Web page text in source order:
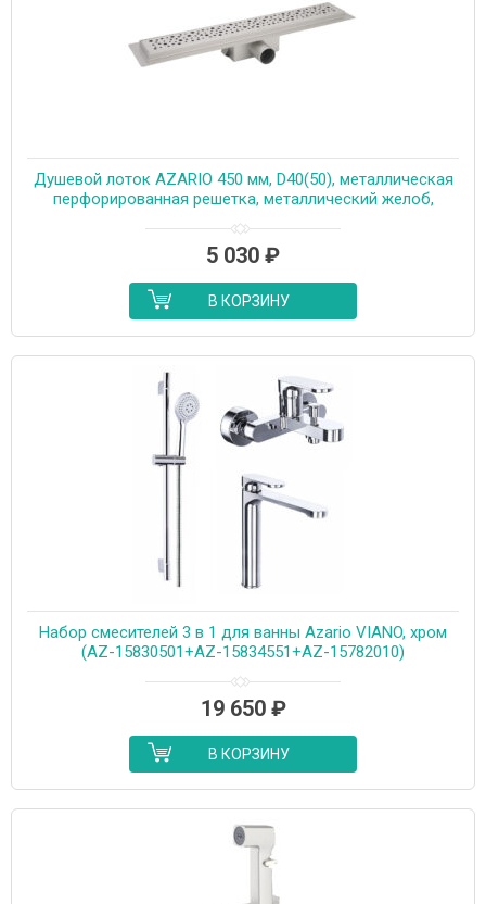
Душевой лоток AZARIO 450 мм, D40(50), металлическая
перфорированная решетка, металлический желоб,
5 030 ₽
В КОРЗИНУ
Набор смесителей 3 в 1 для ванны Azario VIANO, хром
(AZ-15830501+AZ-15834551+AZ-15782010)
19 650 ₽
В КОРЗИНУ